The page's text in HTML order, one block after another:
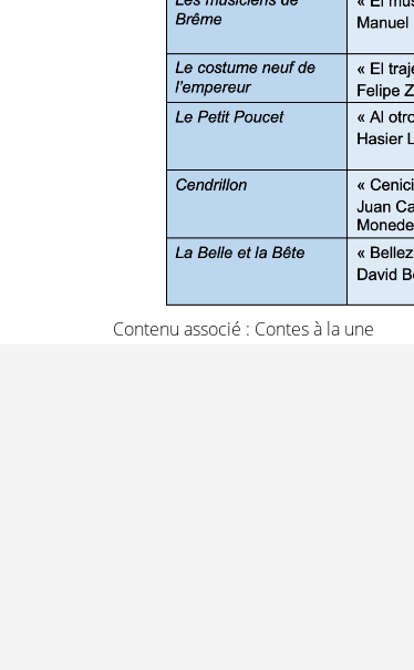
Contenu associé : Contes à la une